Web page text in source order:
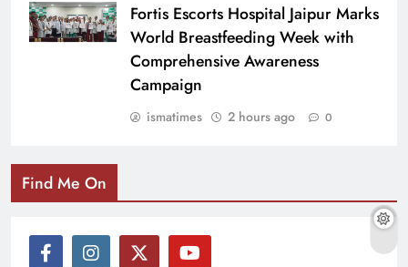
Fortis Escorts Hospital Jaipur Marks
World Breastfeeding Week with
Comprehensive Awareness
Campaign
ismatimes 2 hours ago 0
Find Me On